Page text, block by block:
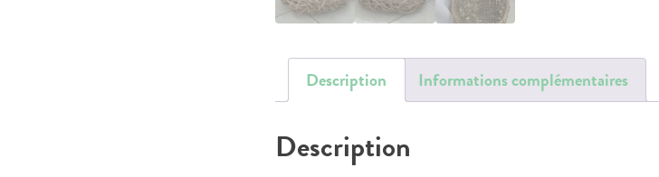
Description Informations complémentaires
Description